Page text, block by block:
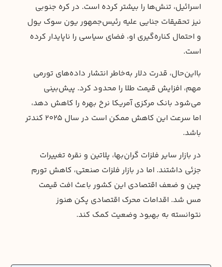
اسرائیل، تنش‌ها را بیشتر کرده است. در کره جنوبی
نیز تحقیقات جنایی علیه رئیس‌جمهور یون سوک یول
و احتمال کناره‌گیری او، فضای سیاسی را ناپایدار کرده
است.
بااین‌حال، قدرت دلار به‌خاطر انتشار داده‌های تورمی
مهم، افزایش قیمت طلا را محدود کرد. پیش‌بینی
می‌شود بانک مرکزی آمریکا نرخ بهره را کاهش دهد،
اما سرعت این کاهش ممکن است در سال ۲۰۲۵ کندتر
باشد.
در بازار سایر فلزات گران‌بها، پلاتین و نقره تغییرات
جزئی داشتند. اما در بازار فلزات صنعتی، کاهش تورم
چین و ضعف اقتصادی این کشور باعث افت قیمت
مس شد. اقدامات محرک اقتصادی پکن هنوز
نتوانسته به بهبود وضعیت کمک کند.